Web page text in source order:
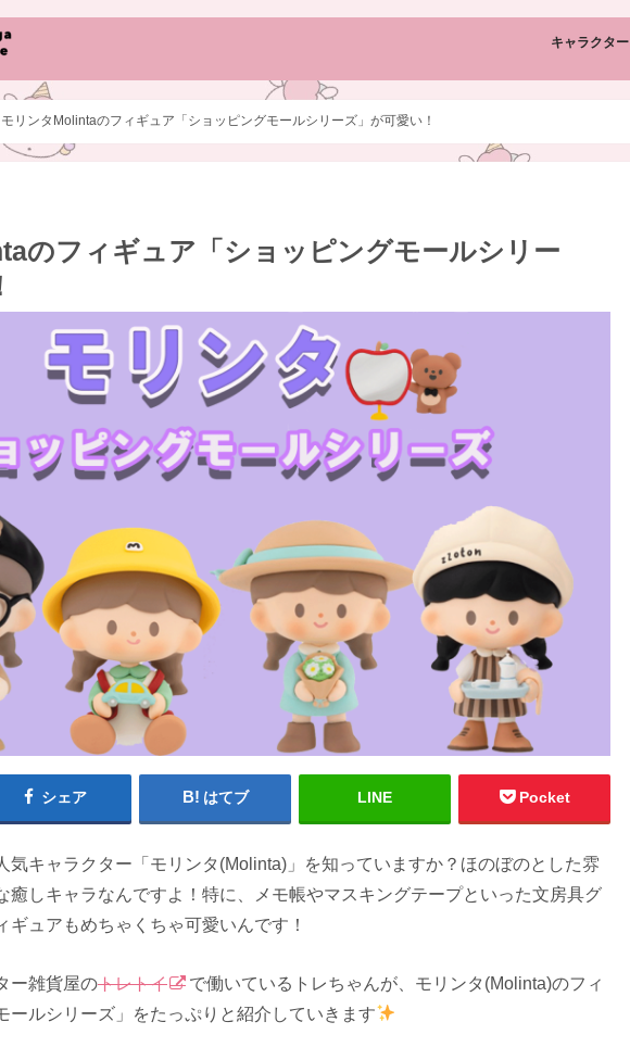
キャラクター
モリンタMolintaのフィギュア「ショッピングモールシリーズ」が可愛い！
のフィギュア「ショッピングモールシリー
シェア はてブ LINE Pocket
気キャラクター「モリンタ(Molinta)」を知っていますか？ほのぼのとした雰
癒しキャラなんですよ！特に、メモ帳やマスキングテープといった文房具グ
ギュアもめちゃくちゃ可愛いんです！
ー雑貨屋のトレトイ
で働いているトレちゃんが、モリンタ(Molinta)のフィ
ールシリーズ」をたっぷりと紹介していきます